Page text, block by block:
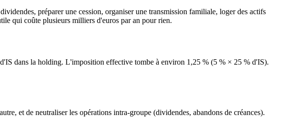
préparer une cession, organiser une transmission familiale, loger des actifs
qui coûte plusieurs milliers d'euros par an pour rien.
dans la holding. L'imposition effective tombe à environ 1,25 % (5 % × 25 % d'IS).
et de neutraliser les opérations intra-groupe (dividendes, abandons de créances).